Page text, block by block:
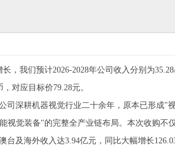
们预计2026-2028年公司收入分别为
对应目标价79.28元。
耕机器视觉行业二十余年，原本已形成"
觉装备"的完整全产业链布局。本次收购
及海外收入达3.94亿元，同比大幅增长